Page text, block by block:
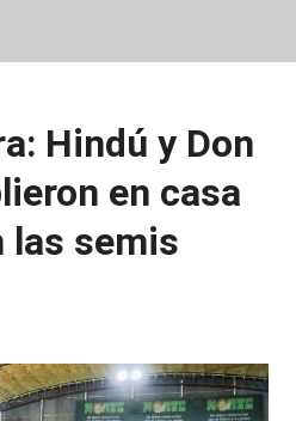
Hindú y Don
en casa
las semis